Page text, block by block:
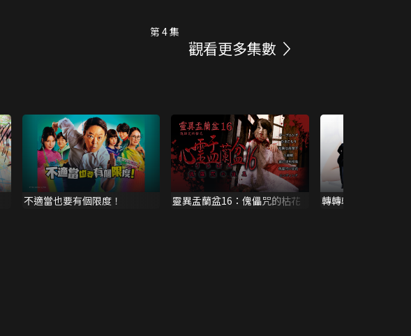
第 4 集
觀看更多集數
不適當也要有個限度！ 靈異盂蘭盆16：傀儡咒的枯花 轉轉轉~ 誰和我戀愛